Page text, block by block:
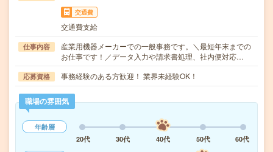
交通費
交通費支給
仕事内容
産業用機器メーカーでの一般事務です。＼最短年末までの
お仕事です！／データ入力や請求書処理、社内便対応…
応募資格 事務経験のある方歓迎！ 業界未経験OK！
職場の雰囲気
年齢層
20代
30代 40代 50代
60代